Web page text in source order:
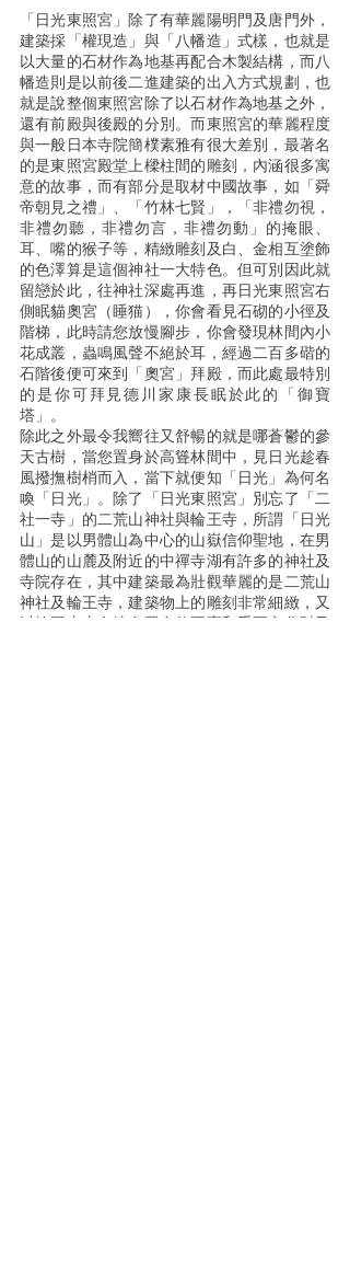
「日光東照宮」除了有華麗陽明門及唐門外，
建築採「權現造」與「八幡造」式樣，也就是
以大量的石材作為地基再配合木製結構，而八
幡造則是以前後二進建築的出入方式規劃，也
就是說整個東照宮除了以石材作為地基之外，
還有前殿與後殿的分別。而東照宮的華麗程度
與一般日本寺院簡樸素雅有很大差別，最著名
的是東照宮殿堂上樑柱間的雕刻，內涵很多寓
意的故事，而有部分是取材中國故事，如「舜
帝朝見之禮」、「竹林七賢」，「非禮勿視，
非禮勿聽，非禮勿言，非禮勿動」的掩眼、
耳、嘴的猴子等，精緻雕刻及白、金相互塗飾
的色澤算是這個神社一大特色。但可別因此就
留戀於此，往神社深處再進，再日光東照宮右
側眠貓奧宮（睡猫），你會看見石砌的小徑及
階梯，此時請您放慢腳步，你會發現林間內小
花成叢，蟲鳴風聲不絕於耳，經過二百多䃈的
石階後便可來到「奧宮」拜殿，而此處最特別
的是你可拜見德川家康長眠於此的「御寶
塔」。
除此之外最令我嚮往又舒暢的就是哪蒼鬱的參
天古樹，當您置身於高聳林間中，見日光趁春
風撥撫樹梢而入，當下就便知「日光」為何名
喚「日光」。除了「日光東照宮」別忘了「二
社一寺」的二荒山神社與輪王寺，所謂「日光
山」是以男體山為中心的山嶽信仰聖地，在男
體山的山麓及附近的中禪寺湖有許多的神社及
寺院存在，其中建築最為壯觀華麗的是二荒山
神社及輪王寺，建築物上的雕刻非常細緻，又
以輪王寺寺內擁有眾多的國寶和重要文化財及